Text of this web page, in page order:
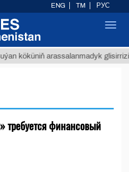
köküniň arassalanmadyk
требуется финансовый
ENG TM РУС